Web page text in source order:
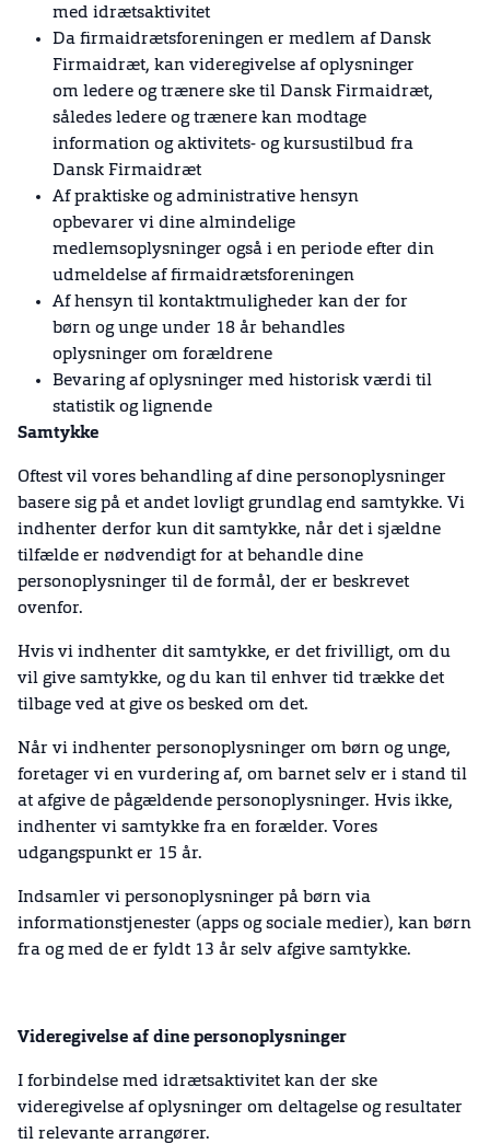
med idrætsaktivitet
Da firmaidrætsforeningen er medlem af Dansk
Firmaidræt, kan videregivelse af oplysninger
om ledere og trænere ske til Dansk Firmaidræt,
således ledere og trænere kan modtage
information og aktivitets- og kursustilbud fra
Dansk Firmaidræt
Af praktiske og administrative hensyn
opbevarer vi dine almindelige
medlemsoplysninger også i en periode efter din
udmeldelse af firmaidrætsforeningen
Af hensyn til kontaktmuligheder kan der for
børn og unge under 18 år behandles
oplysninger om forældrene
Bevaring af oplysninger med historisk værdi til
statistik og lignende
Samtykke
Oftest vil vores behandling af dine personoplysninger
basere sig på et andet lovligt grundlag end samtykke. Vi
indhenter derfor kun dit samtykke, når det i sjældne
tilfælde er nødvendigt for at behandle dine
personoplysninger til de formål, der er beskrevet
ovenfor.
Hvis vi indhenter dit samtykke, er det frivilligt, om du
vil give samtykke, og du kan til enhver tid trække det
tilbage ved at give os besked om det.
Når vi indhenter personoplysninger om børn og unge,
foretager vi en vurdering af, om barnet selv er i stand til
at afgive de pågældende personoplysninger. Hvis ikke,
indhenter vi samtykke fra en forælder. Vores
udgangspunkt er 15 år.
Indsamler vi personoplysninger på børn via
informationstjenester (apps og sociale medier), kan børn
fra og med de er fyldt 13 år selv afgive samtykke.
Videregivelse af dine personoplysninger
I forbindelse med idrætsaktivitet kan der ske
videregivelse af oplysninger om deltagelse og resultater
til relevante arrangører.